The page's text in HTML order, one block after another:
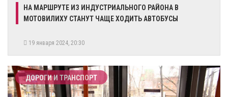
НА МАРШРУТЕ ИЗ ИНДУСТРИАЛЬНОГО РАЙОНА В
МОТОВИЛИХУ СТАНУТ ЧАЩЕ ХОДИТЬ АВТОБУСЫ
19 января 2024, 20:30
ДОРОГИ И ТРАНСПОРТ